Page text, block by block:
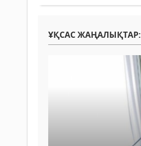
ҰҚСАС ЖАҢАЛЫҚТАР: